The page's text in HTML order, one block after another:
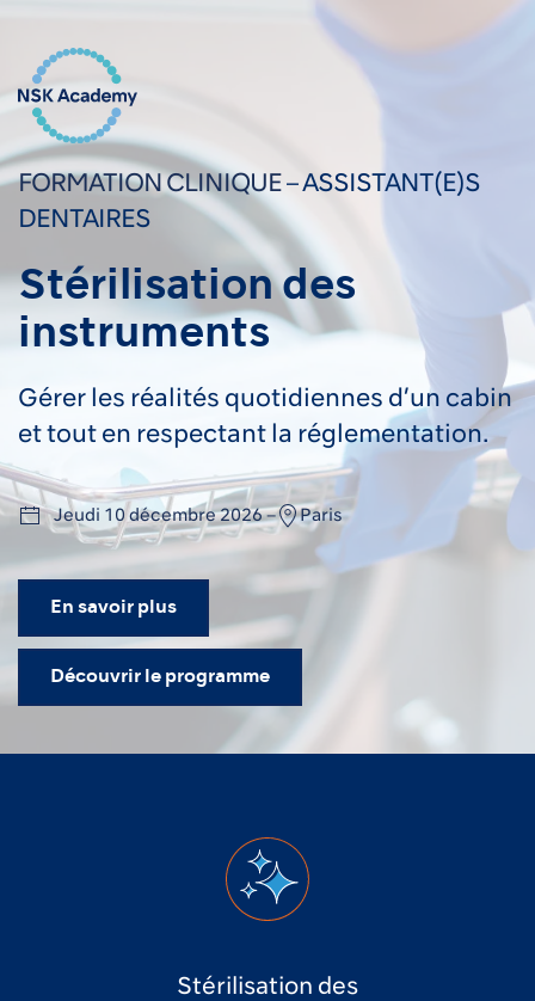
FORMATION CLINIQUE–ASSISTANT(E)S
DENTAIRES
Stérilisation des
instruments
Gérer les réalités quotidiennes d’un cabin
et tout en respectant la réglementation.
Jeudi 10 décembre 2026 – Paris
En savoir plus
Découvrir le programme
Stérilisation des